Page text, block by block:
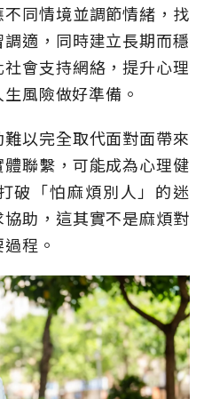
同情境並調節情緒，找
適，同時建立長期而穩
會支持網絡，提升心理
風險做好準備。
以完全取代面對面帶來
聯繫，可能成為心理健
破「怕麻煩別人」的迷
助，這其實不是麻煩對
程。